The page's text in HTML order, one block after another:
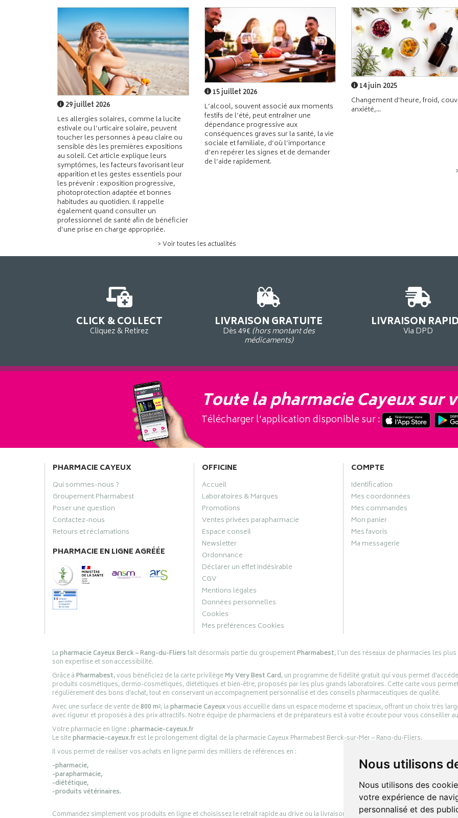
Nous utilisons
Nous utilisons des
votre expérience de
personnalisé et des
29 juillet 2026
Les allergies solaires, comme la lucite
estivale ou l’urticaire solaire, peuvent
toucher les personnes à peau claire ou
sensible dès les premières expositions
au soleil. Cet article explique leurs
symptômes, les facteurs favorisant leur
apparition et les gestes essentiels pour
les prévenir : exposition progressive,
photoprotection adaptée et bonnes
habitudes au quotidien. Il rappelle
également quand consulter un
professionnel de santé afin de bénéficier
d’une prise en charge appropriée.
15 juillet 2026
L’alcool, souvent associé aux moments
festifs de l’été, peut entraîner une
dépendance progressive aux
conséquences graves sur la santé, la vie
sociale et familiale, d’où l’importance
d’en repérer les signes et de demander
de l’aide rapidement.
> Voir toutes les actualités
14 juin 2025
Changement d’heure, froid,
anxiété,...
CLICK & COLLECT
Cliquez & Retirez
LIVRAISON GRATUITE
Dès 49€ (hors montant des
médicaments)
LIVRAISON
Via DPD
Toute la pharmacie Cayeux sur
Télécharger l’application disponible sur :
PHARMACIE CAYEUX
Qui sommes-nous ?
Groupement Pharmabest
Poser une question
Contactez-nous
Retours et réclamations
PHARMACIE EN LIGNE AGRÉÉE
OFFICINE
Accueil
Laboratoires & Marques
Promotions
Ventes privées parapharmacie
Espace conseil
Newsletter
Ordonnance
Déclarer un effet indésirable
CGV
Mentions légales
Données personnelles
Cookies
Mes préférences Cookies
COMPTE
Identification
Mes coordonnées
Mes commandes
Mon panier
Mes favoris
Ma messagerie
Lapharmacie Cayeux Berck – Rang-du-Fliersfait désormais partie du groupementPharmabest, l’un des réseaux de pharmacies les
son expertise et son accessibilité.
Grâce àPharmabest, vous bénéficiez de la carte privilègeMy Very Best Card, un programme de fidélité gratuit qui vous permet
produits cosmétiques, dermo-cosmétiques, diététiques et bien-être, proposés par les plus grands laboratoires. Cette carte vous
régulièrement des bons d’achat, tout en conservant un accompagnement personnalisé et des conseils pharmaceutiques de qualité.
Avec une surface de vente de800 m², lapharmacie Cayeuxvous accueille dans un espace moderne et spacieux, offrant un choix très
avec rigueur et proposés à des prix attractifs. Notre équipe de pharmaciens et de préparateurs est à votre écoute pour vous conseiller
Votre pharmacie en ligne :pharmacie-cayeux.fr
Le sitepharmacie-cayeux.frest le prolongement digital de la pharmacie Cayeux Pharmabest Berck-sur-Mer – Rang-du-Fliers.
Il vous permet de réaliser vos achats en ligne parmi des milliers de références en :
-pharmacie,
-parapharmacie,
-diététique,
-produits vétérinaires.
Commandez simplement vos produits en ligne et choisissez le retrait rapide au drive ou la livraison à domicile, en toute simplicité.